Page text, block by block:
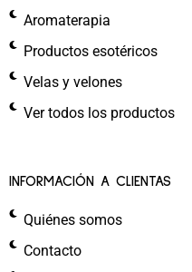
Aromaterapia
Productos esotéricos
Velas y velones
Ver todos los productos
INFORMACIÓN A CLIENTAS
Quiénes somos
Contacto